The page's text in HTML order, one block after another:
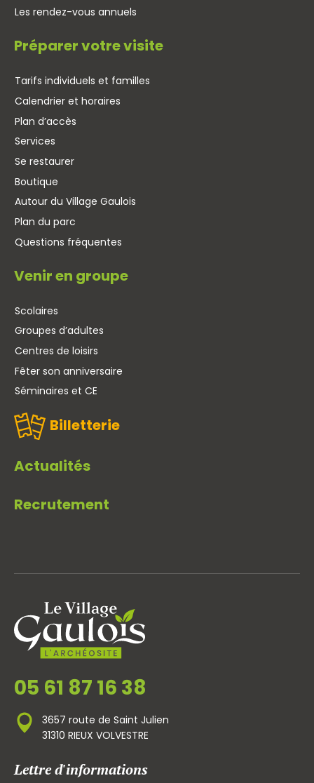
Les rendez-vous annuels
Préparer votre visite
Tarifs individuels et familles
Calendrier et horaires
Plan d’accès
Services
Se restaurer
Boutique
Autour du Village Gaulois
Plan du parc
Questions fréquentes
Venir en groupe
Scolaires
Groupes d’adultes
Centres de loisirs
Fêter son anniversaire
Séminaires et CE
Billetterie
Actualités
Recrutement
05 61 87 16 38
3657 route de Saint Julien
31310 RIEUX VOLVESTRE
Lettre d'informations